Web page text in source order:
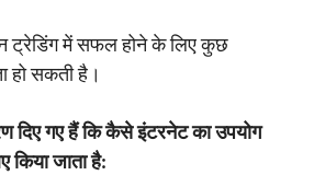
ट्रेडिंग में सफल होने के लिए कुछ
हो सकती है।
दिए गए हैं कि कैसे इंटरनेट का उपयोग
किया जाता है: